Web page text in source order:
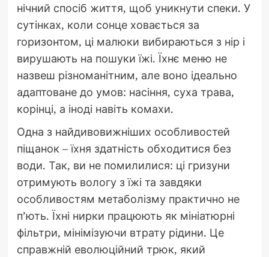
нічний спосіб життя, щоб уникнути спеки. У
сутінках, коли сонце ховається за
горизонтом, ці малюки вибираються з нір і
вирушають на пошуки їжі. Їхнє меню не
назвеш різноманітним, але воно ідеально
адаптоване до умов: насіння, суха трава,
корінці, а іноді навіть комахи.
Одна з найдивовижніших особливостей
піщанок – їхня здатність обходитися без
води. Так, ви не помилилися: ці гризуни
отримують вологу з їжі та завдяки
особливостям метаболізму практично не
п’ють. Їхні нирки працюють як мініатюрні
фільтри, мінімізуючи втрату рідини. Це
справжній еволюційний трюк, який